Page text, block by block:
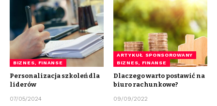
BIZNES, FINANSE
Personalizacja szkoleń dla
liderów
07/05/2024
ARTYKUŁ SPONSOROWANY
BIZNES, FINANSE
Dlaczego warto postawić na
biuro rachunkowe?
09/09/2022